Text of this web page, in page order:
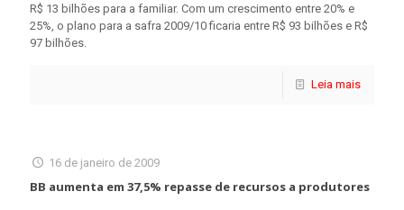
R$ 13 bilhões para a familiar. Com um crescimento entre 20% e
25%, o plano para a safra 2009/10 ficaria entre R$ 93 bilhões e R$
97 bilhões.
Leia mais
16 de janeiro de 2009
BB aumenta em 37,5% repasse de recursos a produtores